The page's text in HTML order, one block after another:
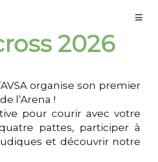
2026
organise son premier
l’Arena !
pour courir avec votre
pattes, participer à
et découvrir notre